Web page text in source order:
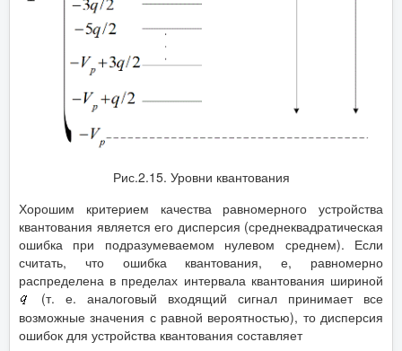
Рис.2.15. Уровни квантования
Хорошим критерием качества равномерного устройства
квантования является его дисперсия (среднеквадратическая
ошибка при подразумеваемом нулевом среднем). Если
считать, что ошибка квантования, е, равномерно
распределена в пределах интервала квантования шириной
(т. е. аналоговый входящий сигнал принимает все
возможные значения с равной вероятностью), то дисперсия
ошибок для устройства квантования составляет